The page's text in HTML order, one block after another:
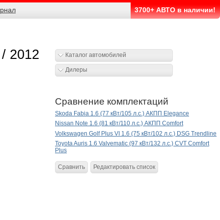
3700+ АВТО в наличии!
2012
Каталог автомобилей
Дилеры
Сравнение комплектаций
Skoda Fabia 1.6 (77 кВт/105 л.с.) АКПП Elegance
Nissan Note 1.6 (81 кВт/110 л.с.) АКПП Comfort
Volkswagen Golf Plus VI 1.6 (75 кВт/102 л.с.) DSG Trendline
Toyota Auris 1.6 Valvematic (97 кВт/132 л.с.) CVT Comfort
Plus
Сравнить Редактировать список